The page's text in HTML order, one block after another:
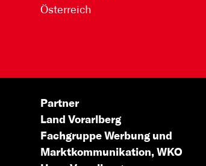
Österreich
Partner
Land Vorarlberg
Fachgruppe Werbung und
Marktkommunikation, WKO